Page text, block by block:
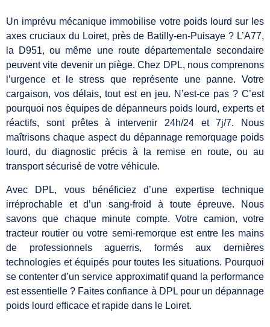
Un imprévu mécanique immobilise votre poids lourd sur les
axes cruciaux du Loiret, près de Batilly-en-Puisaye ? L’A77,
la D951, ou même une route départementale secondaire
peuvent vite devenir un piège. Chez DPL, nous comprenons
l’urgence et le stress que représente une panne. Votre
cargaison, vos délais, tout est en jeu. N’est-ce pas ? C’est
pourquoi nos équipes de dépanneurs poids lourd, experts et
réactifs, sont prêtes à intervenir 24h/24 et 7j/7. Nous
maîtrisons chaque aspect du dépannage remorquage poids
lourd, du diagnostic précis à la remise en route, ou au
transport sécurisé de votre véhicule.
Avec DPL, vous bénéficiez d’une expertise technique
irréprochable et d’un sang-froid à toute épreuve. Nous
savons que chaque minute compte. Votre camion, votre
tracteur routier ou votre semi-remorque est entre les mains
de professionnels aguerris, formés aux dernières
technologies et équipés pour toutes les situations. Pourquoi
se contenter d’un service approximatif quand la performance
est essentielle ? Faites confiance à DPL pour un dépannage
poids lourd efficace et rapide dans le Loiret.